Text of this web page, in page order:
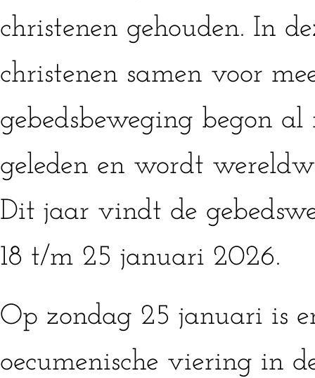
christenen gehouden. In
christenen samen voor
gebedsbeweging begon
geleden en wordt
Dit jaar vindt de
18 t/m 25 januari 2026.
Op zondag 25 januari is
oecumenische viering in